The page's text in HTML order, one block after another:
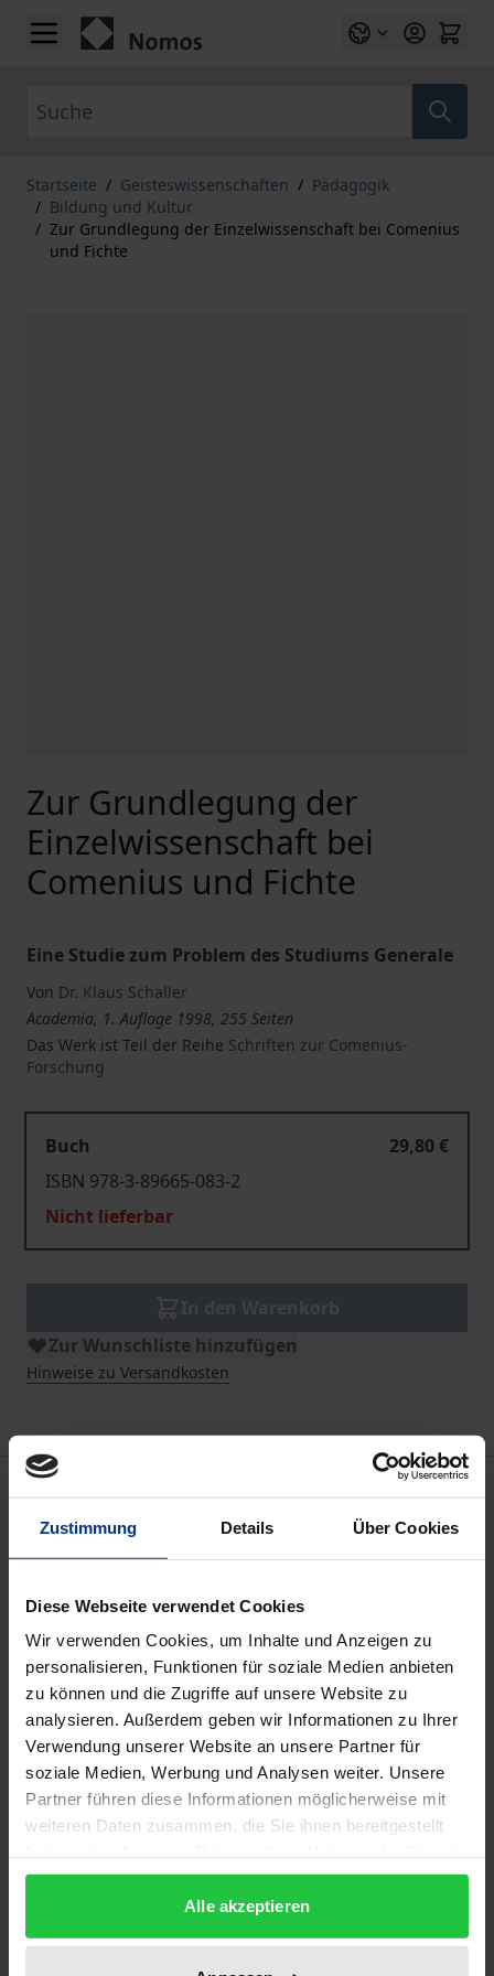
Zustimmung Details Über Cookies
Diese Webseite verwendet Cookies
Wir verwenden Cookies, um Inhalte und Anzeigen zu
personalisieren, Funktionen für soziale Medien anbieten
zu können und die Zugriffe auf unsere Website zu
analysieren. Außerdem geben wir Informationen zu Ihrer
Verwendung unserer Website an unsere Partner für
soziale Medien, Werbung und Analysen weiter. Unsere
Partner führen diese Informationen möglicherweise mit
weiteren Daten zusammen, die Sie ihnen bereitgestellt
gesammelt haben.
Alle akzeptieren
Zum Inhalt springen
Startseite / Geisteswissenschaften / Pädagogik
/ Bildung und Kultur
/ Zur Grundlegung der Einzelwissenschaft bei Comenius
und Fichte
Zur Grundlegung der
Einzelwissenschaft bei
Comenius und Fichte
Eine Studie zum Problem des Studiums Generale
Von Dr. Klaus Schaller
Academia, 1. Auflage 1998, 255 Seiten
Das Werk ist Teil der Reihe Schriften zur Comenius-
Forschung
Buch
29,80 €
ISBN 978-3-89665-083-2
Nicht lieferbar
Zur Wunschliste hinzufügen
Hinweise zu Versandkosten
Beschreibung
Das spannungsgeladene Verhältnis von Comenius
veröffentlichten Dissertation von Klaus Schaller
(1955). Bedenken gegenüber der Subjektzentrierung
der Erkenntnis finden ihren Ausdruck in einer
besonderen Hellsichtigkeit des Autors gegenüber
dem christlichen Asubjektivismus von Comenius.
Schaller übernimmt die Skepsis gegenüber der
Dominanz neuzeitlichen mathematisch orientierten
Wissens und gegenüber den Allmachtsphantasien
wider Willen' zu vereinnahmen. Wir lernen Comenius
als einen (Ver)Zweifler an den Engführungen